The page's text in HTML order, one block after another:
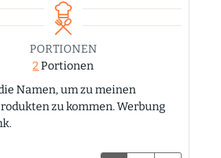
PORTIONEN
2 Portionen
zu kommen. Werbung